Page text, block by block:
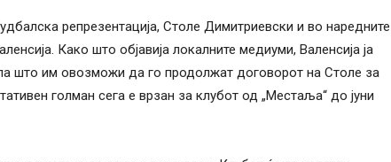
репрезентација, Столе Димитриевски и во наредните
Како што објавија локалните медиуми, Валенсија ја
што им овозможи да го продолжат договорот на Столе за
голман сега е врзан за клубот од „Местаља“ до јуни